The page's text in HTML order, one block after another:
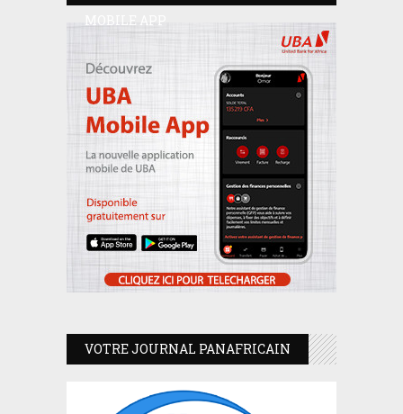
MOBILE APP
VOTRE JOURNAL PANAFRICAIN